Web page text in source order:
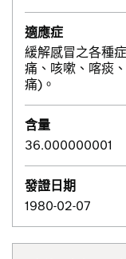
適應症
緩解感冒之各種
痛、咳嗽、喀痰
痛)。
含量
36.000000001
發證日期
1980-02-07